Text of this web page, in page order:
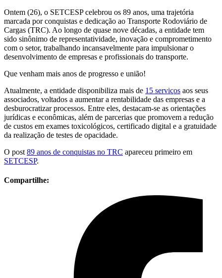
Ontem (26), o SETCESP celebrou os 89 anos, uma trajetória
marcada por conquistas e dedicação ao Transporte Rodoviário de
Cargas (TRC). Ao longo de quase nove décadas, a entidade tem
sido sinônimo de representatividade, inovação e comprometimento
com o setor, trabalhando incansavelmente para impulsionar o
desenvolvimento de empresas e profissionais do transporte.
Que venham mais anos de progresso e união!
Atualmente, a entidade disponibiliza mais de 15 serviços aos seus
associados, voltados a aumentar a rentabilidade das empresas e a
desburocratizar processos. Entre eles, destacam-se as orientações
jurídicas e econômicas, além de parcerias que promovem a redução
de custos em exames toxicológicos, certificado digital e a gratuidade
da realização de testes de opacidade.
O post 89 anos de conquistas no TRC apareceu primeiro em
SETCESP.
Compartilhe: